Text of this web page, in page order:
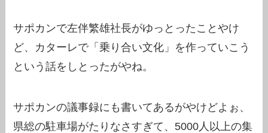
サポカンで左伴繁雄社長がゆっとったことやけ
ど、カターレで「乗り合い文化」を作っていこう
という話をしとったがやね。
サポカンの議事録にも書いてあるがやけどよぉ、
県総の駐車場がたりなさすぎて、5000人以上の集